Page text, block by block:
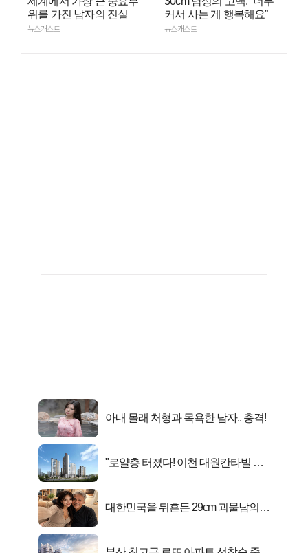
위를 가진 남자의 진실
뉴스캐스트
커서 사는 게 행복해요”
뉴스캐스트
아내 몰래 처형과 목욕한 남자.. 충격!
"로얄층 터졌다! 이천 대원칸타빌 잔
대한민국을 뒤흔든 29cm 괴물남의